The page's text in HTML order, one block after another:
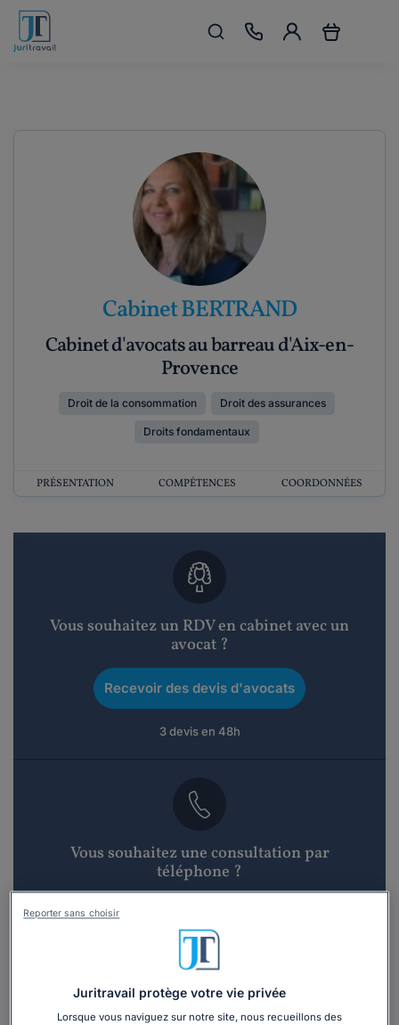
Cabinet BERTRAND
Cabinet d'avocats au barreau d'Aix-en-
Provence
Droit de la consommation Droit des assurances
Droits fondamentaux
PRÉSENTATION COMPÉTENCES COORDONNÉES
Vous souhaitez un RDV en cabinet avec un
avocat ?
Recevoir des devis d'avocats
3 devis en 48h
Vous souhaitez une consultation par
téléphone ?
Consulter immédiatement
01 75 75 42 33
Juritravail protège votre vie privée
Lorsque vous naviguez sur notre site, nous recueillons des
Reporter sans choisir